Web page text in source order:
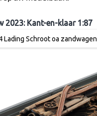
2023: Kant-en-klaar 1:87
Lading Schroot oa zandwagen